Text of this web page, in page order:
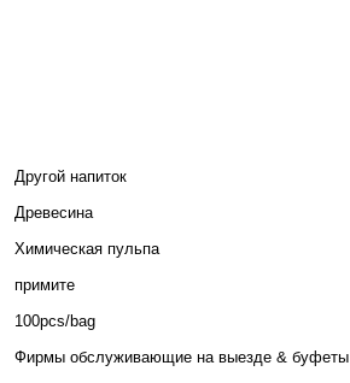
Другой напиток
Древесина
Химическая пульпа
примите
100pcs/bag
Фирмы обслуживающие на выезде & буфеты